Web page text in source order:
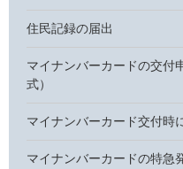
住民記録の届出
マイナンバーカードの交付
式）
マイナンバーカード交付時
マイナンバーカードの特急